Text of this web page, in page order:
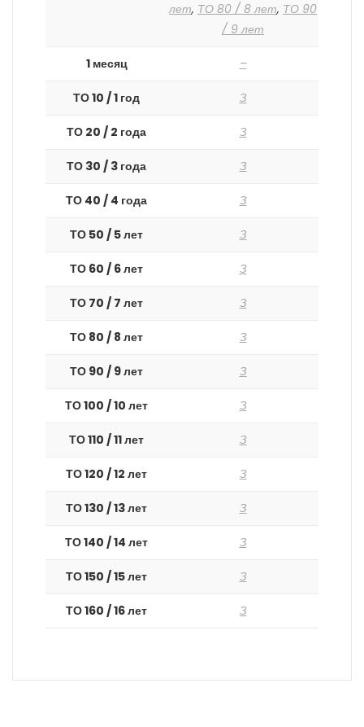
лет, ТО 80 / 8 лет, ТО 90
/ 9 лет
1 месяц –
ТО 10 / 1 год З
ТО 20 / 2 года З
ТО 30 / 3 года З
ТО 40 / 4 года З
ТО 50 / 5 лет З
ТО 60 / 6 лет З
ТО 70 / 7 лет З
ТО 80 / 8 лет З
ТО 90 / 9 лет З
ТО 100 / 10 лет З
ТО 110 / 11 лет З
ТО 120 / 12 лет З
ТО 130 / 13 лет З
ТО 140 / 14 лет З
ТО 150 / 15 лет З
ТО 160 / 16 лет З